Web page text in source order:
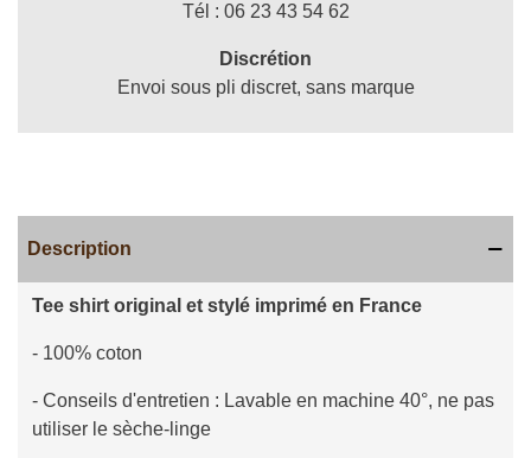
Tél : 06 23 43 54 62
Discrétion
Envoi sous pli discret, sans marque
Description
Tee shirt original et stylé imprimé en France
- 100% coton
- Conseils d'entretien : Lavable en machine 40°, ne pas
utiliser le sèche-linge